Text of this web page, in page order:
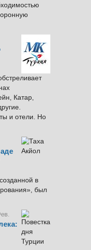
Катар,
и отели. Но
в
был